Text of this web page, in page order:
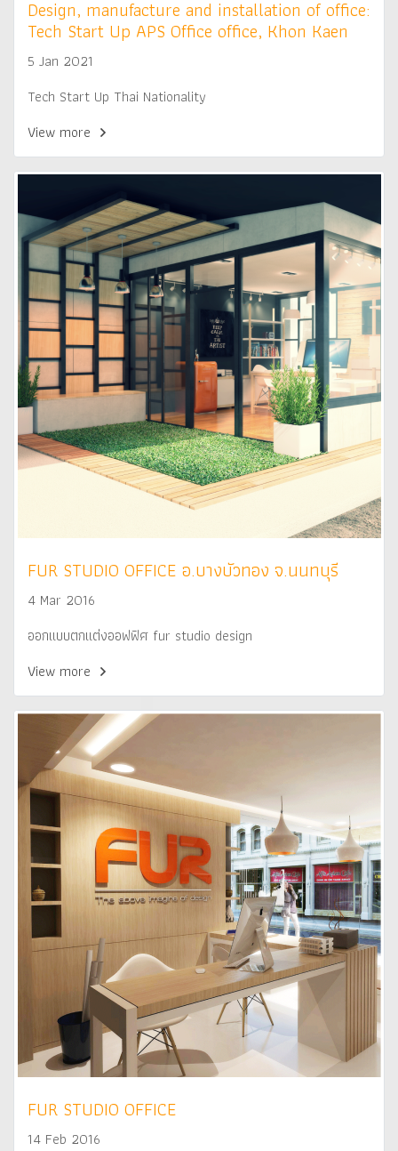
Design, manufacture and installation of office:
Tech Start Up APS Office office, Khon Kaen
5 Jan 2021
Tech Start Up Thai Nationality
View more
FUR STUDIO OFFICE อ.บางบัวทอง จ.นนทบุรี
4 Mar 2016
ออกแบบตกแต่งออฟฟิศ fur studio design
View more
FUR STUDIO OFFICE
14 Feb 2016